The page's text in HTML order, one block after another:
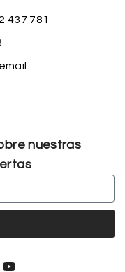
437 781
nuestras